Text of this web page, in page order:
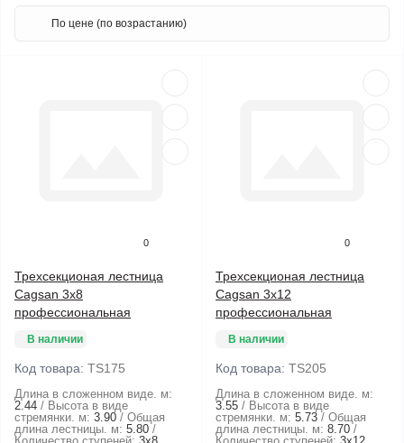
0
Трехсекционая лестница
Cagsan 3х8
профессиональная
В наличии
Код товара: TS175
Длина в сложенном виде. м:
2.44
Высота в виде
стремянки. м: 3.90
Общая
длина лестницы. м: 5.80
0
Трехсекционая лестница
Cagsan 3х12
профессиональная
В наличии
Код товара: TS205
Длина в сложенном виде. м:
3.55
Высота в виде
стремянки. м: 5.73
Общая
длина лестницы. м: 8.70